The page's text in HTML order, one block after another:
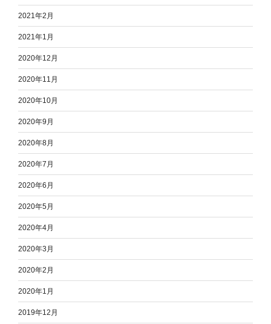
2021年2月
2021年1月
2020年12月
2020年11月
2020年10月
2020年9月
2020年8月
2020年7月
2020年6月
2020年5月
2020年4月
2020年3月
2020年2月
2020年1月
2019年12月